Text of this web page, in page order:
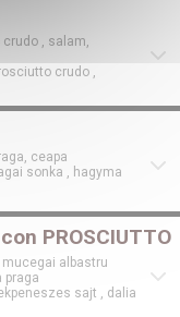
, salam,
crudo ,
ceapa
sonka , hagyma
PROSCIUTTO
albastru
praga
sajt , dalia